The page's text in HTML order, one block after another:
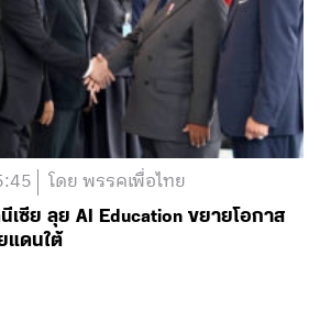
โดย พรรคเพื่อไทย
เซีย ลุย AI Education ขยายโอกาส
แดนใต้